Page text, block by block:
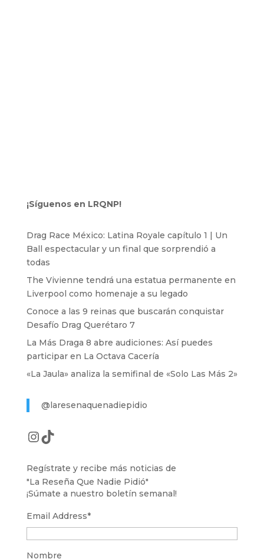
¡Síguenos en LRQNP!
Drag Race México: Latina Royale capítulo 1 | Un
Ball espectacular y un final que sorprendió a
todas
The Vivienne tendrá una estatua permanente en
Liverpool como homenaje a su legado
Conoce a las 9 reinas que buscarán conquistar
Desafío Drag Querétaro 7
La Más Draga 8 abre audiciones: Así puedes
participar en La Octava Cacería
«La Jaula» analiza la semifinal de «Solo Las Más 2»
@laresenaquenadiepidio
Instagram
TikTok
Regístrate y recibe más noticias de
"La Reseña Que Nadie Pidió"
¡Súmate a nuestro boletín semanal!
Email Address*
Nombre